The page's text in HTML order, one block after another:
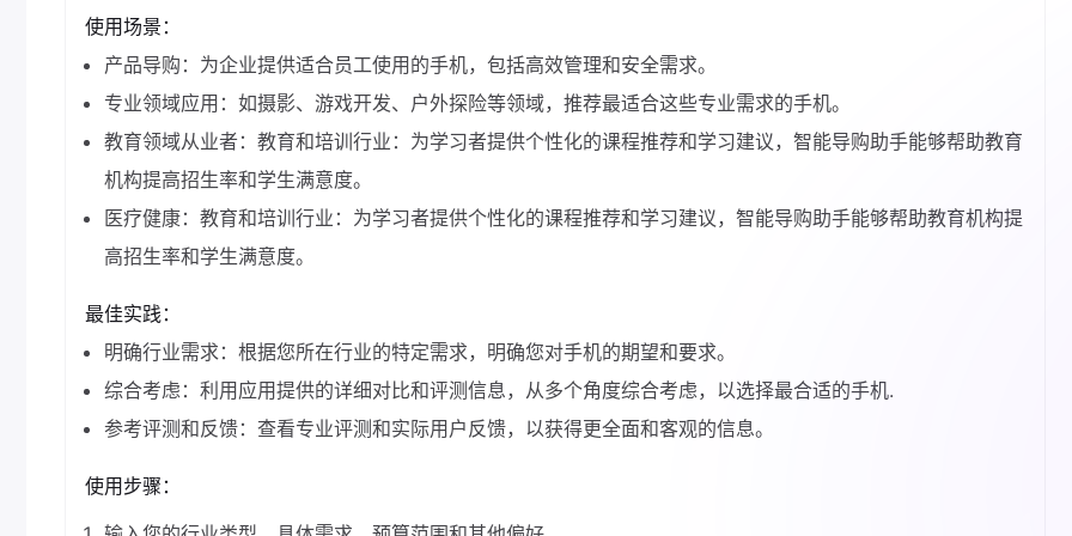
使用场景：
产品导购：为企业提供适合员工使用的手机，包括高效管理和安全需求。
专业领域应用：如摄影、游戏开发、户外探险等领域，推荐最适合这些专业需求的手机。
教育领域从业者：教育和培训行业：为学习者提供个性化的课程推荐和学习建议，智能导购助手能够帮助教育
机构提高招生率和学生满意度。
医疗健康：教育和培训行业：为学习者提供个性化的课程推荐和学习建议，智能导购助手能够帮助教育机构提
高招生率和学生满意度。
最佳实践：
明确行业需求：根据您所在行业的特定需求，明确您对手机的期望和要求。
综合考虑：利用应用提供的详细对比和评测信息，从多个角度综合考虑，以选择最合适的手机.
参考评测和反馈：查看专业评测和实际用户反馈，以获得更全面和客观的信息。
使用步骤：